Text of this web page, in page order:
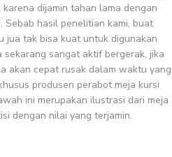
dijamin tahan lama dengan
Sebab hasil penelitian kami, buat
jua tak bisa kuat untuk digunakan
sangat aktif bergerak, jika
akan cepat rusak dalam waktu yang
produsen perabot meja kursi
ini merupakan ilustrasi dari meja
dengan nilai yang terjamin.